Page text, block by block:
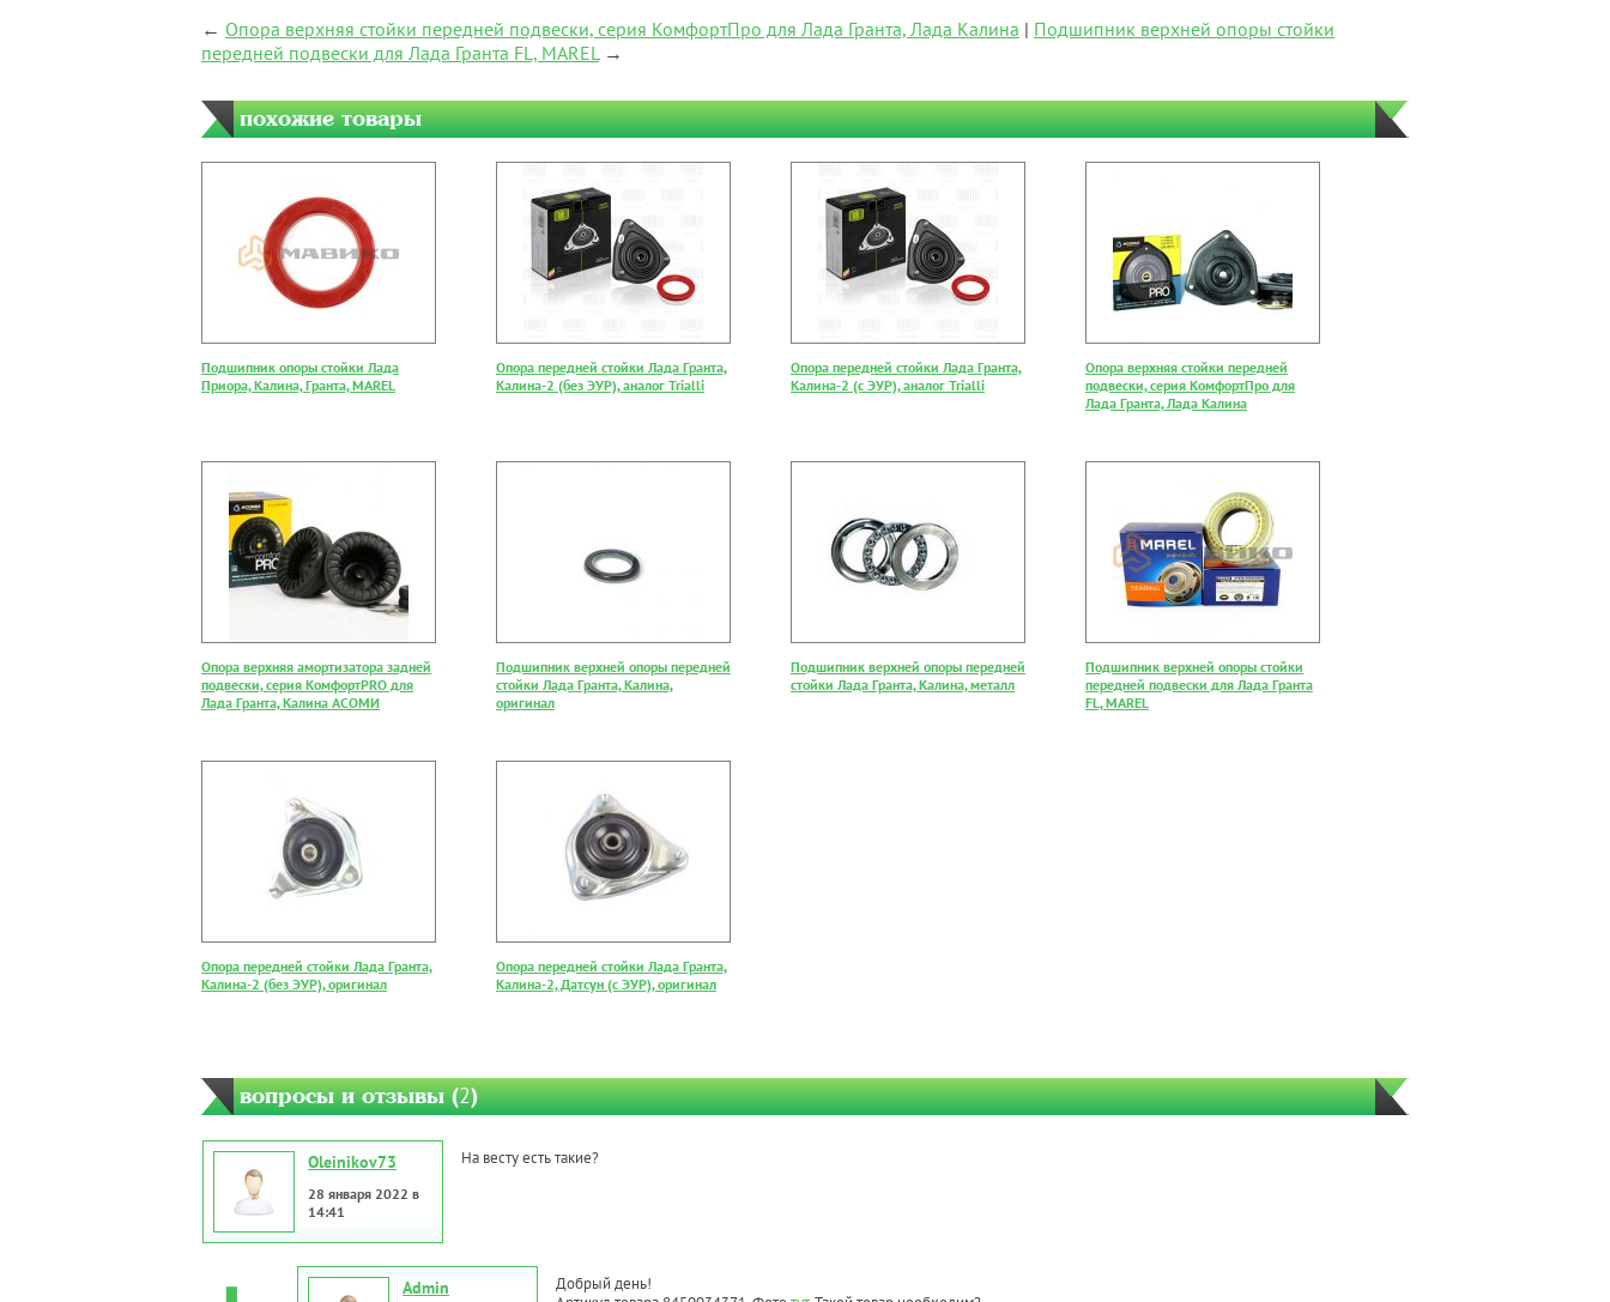
← Опора верхняя стойки передней подвески, серия КомфортПро для Лада Гранта, Лада Калина | Подшипник верхней опоры стойки
передней подвески для Лада Гранта FL, MAREL→
похожие товары
Подшипник опоры стойки Лада
Приора, Калина, Гранта, MAREL
Опора передней стойки Лада Гранта,
Калина-2 (без ЭУР), аналог Trialli
Опора передней стойки Лада Гранта,
Калина-2 (с ЭУР), аналог Trialli
Опора верхняя стойки передней
подвески, серия КомфортПро для
Лада Гранта, Лада Калина
Опора верхняя амортизатора задней
подвески, серия КомфортPRO для
Лада Гранта, Калина АСОМИ
Подшипник верхней опоры передней
стойки Лада Гранта, Калина,
оригинал
Подшипник верхней опоры передней
стойки Лада Гранта, Калина, металл
Подшипник верхней опоры стойки
передней подвески для Лада Гранта
FL, MAREL
Опора передней стойки Лада Гранта,
Калина-2 (без ЭУР), оригинал
Опора передней стойки Лада Гранта,
Калина-2, Датсун (с ЭУР), оригинал
вопросы и отзывы (2)
Oleinikov73
28 января 2022 в
14:41
На весту есть такие?
Admin
Добрый день!